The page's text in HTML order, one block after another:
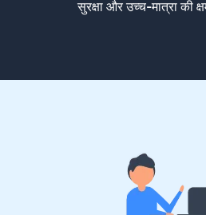
सुरक्षा और उच्च-मात्रा की